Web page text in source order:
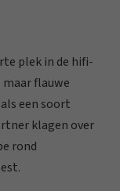
plek in de hifi-
flauwe
een soort
klagen over
rond